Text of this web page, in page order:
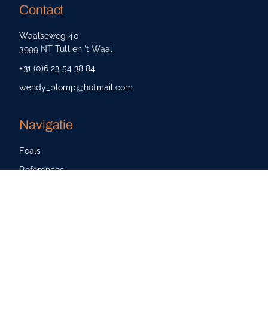
Contact
Waalseweg 40
3999 NT Tull en 't Waal
+31 (0)6 23 54 38 84
wendy_plomp@hotmail.com
Navigatie
Foals
References